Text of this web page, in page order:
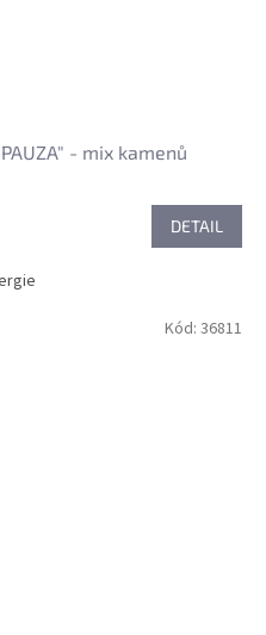
- mix kamenů
DETAIL
Kód: 36811